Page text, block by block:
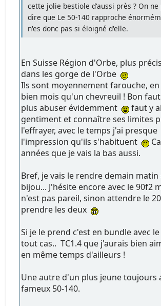
cette jolie bestiole d'aussi près ? On ne
dire que Le 50-140 rapproche
n'es donc pas si éloigné d'elle.
En Suisse Région d'Orbe, plus
dans les gorge de l'Orbe
Ils sont moyennement farouche,
bien mois qu'un chevreuil ! Bon
plus abuser évidemment
faut y
gentiment et connaître ses limites
l'effrayer, avec le temps j'ai presque
l'impression qu'ils s'habituent
années que je vais la bas aussi.
Bref, je vais le rendre demain
bijou... J'hésite encore avec le 90f2
n'est pas pareil, sinon attendre le
prendre les deux
Si je le prend c'est en bundle avec le
tout cas.. TC1.4 que j'aurais bien
en même temps d'ailleurs !
Une autre d'un plus jeune toujours
fameux 50-140.